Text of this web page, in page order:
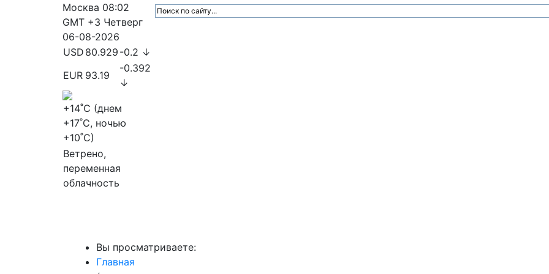
Москва 08:02
GMT +3 Четверг
06-08-2026
USD 80.929 -0.2 ↓
EUR 93.19
-0.392
↓
+14˚C (днем
+17˚C, ночью
+10˚C)
Ветрено,
переменная
облачность
Вы просматриваете:
Главная